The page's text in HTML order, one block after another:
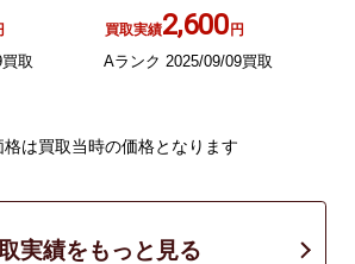
取
買取実績2,600円
Aランク 2025/09/09買取
は買取当時の価格となります
実績をもっと見る